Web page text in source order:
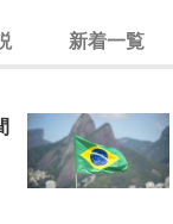
新着一覧